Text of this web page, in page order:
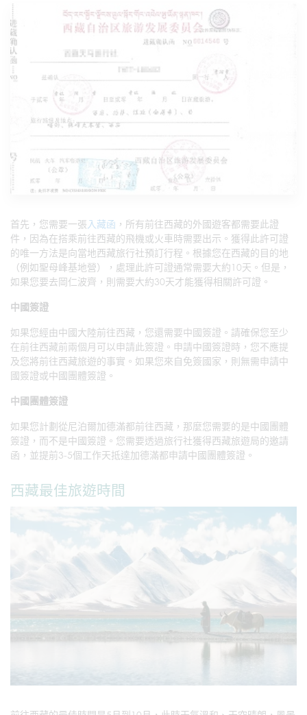
首先，您需要一張 入藏函 ，所有前往西藏的外國遊客都需要此證
件，因為在搭乘前往西藏的飛機或火車時需要出示。獲得此許可證
的唯一方法是向當地西藏旅行社預訂行程。根據您在西藏的目的地
（例如聖母峰基地營），處理此許可證通常需要大約10天。但是，
如果您要去岡仁波齊，則需要大約30天才能獲得相關許可證。
中國簽證
如果您經由中國大陸前往西藏，您還需要中國簽證。請確保您至少
在前往西藏前兩個月可以申請此簽證。申請中國簽證時，您不應提
及您將前往西藏旅遊的事實。如果您來自免簽國家，則無需申請中
國簽證或中國團體簽證。
中國團體簽證
如果您計劃從尼泊爾加德滿都前往西藏，那麼您需要的是中國團體
簽證，而不是中國簽證。您需要透過旅行社獲得西藏旅遊局的邀請
函，並提前3-5個工作天抵達加德滿都申請中國團體簽證。
西藏最佳旅遊時間